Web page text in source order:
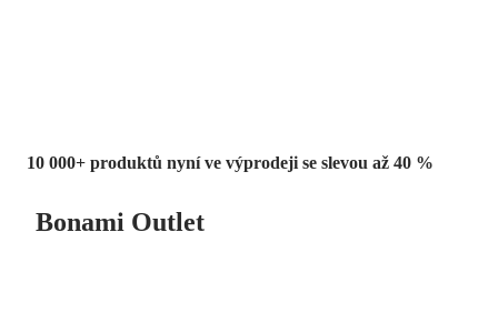
10 000+ produktů nyní ve výprodeji se slevou až 40 %
Bonami Outlet